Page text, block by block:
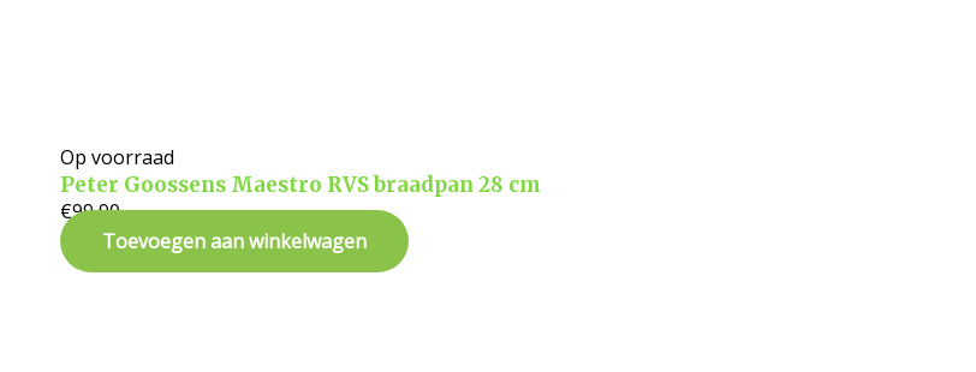
Op voorraad
Peter Goossens Maestro RVS braadpan 28 cm
€99,90
Toevoegen aan winkelwagen